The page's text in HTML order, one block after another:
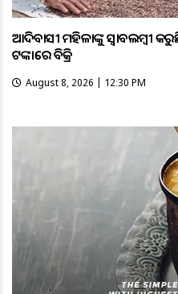
ଆଦିବାସୀ ମହିଳାଙ୍କୁ ସ୍ଵାବଲମ୍ଵୀ
ଟଙ୍କାରେ ବିକ୍ରି
August 8, 2026 | 12:30 PM